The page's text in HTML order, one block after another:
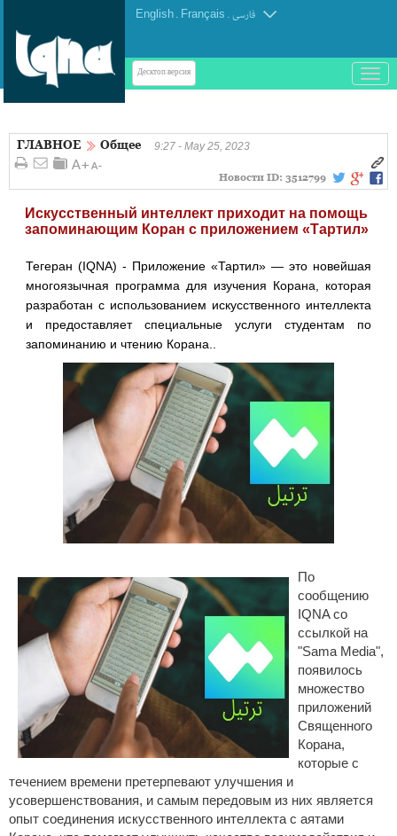
English . Français . فارسی
Десктоп-версия
باز
و
کردن
ГЛАВНОЕ Общее 9:27 - May 25, 2023
Новости ID: 3512799
Искусственный интеллект приходит на помощь
запоминающим Коран с приложением «Тартил»
Тегеран (IQNA) - Приложение «Тартил» — это новейшая
многоязычная программа для изучения Корана, которая
разработан с использованием искусственного интеллекта
и предоставляет специальные услуги студентам по
запоминанию и чтению Корана..
По
сообщению
IQNA со
ссылкой на
"Sama Media",
появилось
множество
приложений
Священного
Корана,
которые с
течением времени претерпевают улучшения и
усовершенствования, и самым передовым из них является
опыт соединения искусственного интеллекта с аятами